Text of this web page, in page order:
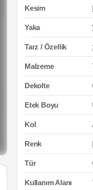
Kesim
Yaka
Tarz / Özellik
Malzeme
Dekolte
Etek Boyu
Kol
Renk
Tür
Kullanım Alanı